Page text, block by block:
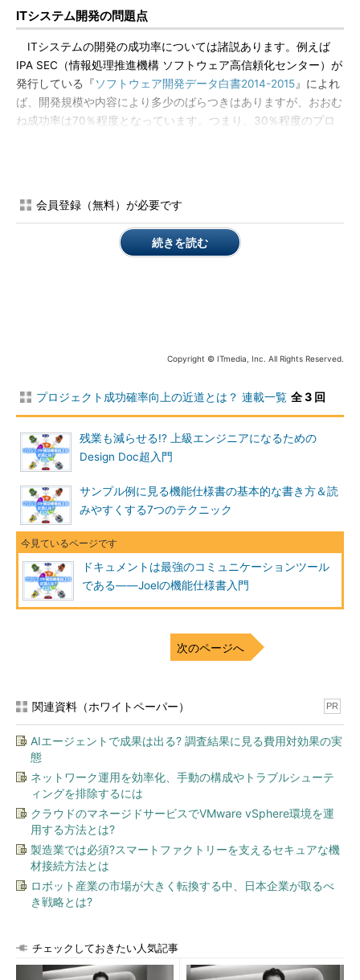
ITシステム開発の問題点
ITシステムの開発の成功率については諸説あります。例えば
IPA SEC（情報処理推進機構 ソフトウェア高信頼化センター）が
発行している『ソフトウェア開発データ白書2014-2015』によれ
ば、開発規模や内容により多少のばらつきはありますが、おおむ
ね成功率は70％程度となっています。つまり、30％程度のプロ
この白書では、失敗の原因については語られていませんが、筆
者は「その原因の多くは、ソフトウェア技術以外の所にある」と
実感しています。インフラ・DB設計やプログラミングなどの、
ションの問題です。技術やその他の要因と複合している場合もあ
の失敗が起こっています。特に深刻な問題に陥っているプロジェ
クトでは、プロジェクトの関係者の（利用側メンバー、開発側メ
ンバーなど）が行っているコミュニケーションにもほぼ間違いな
く深刻な問題が起きていると言っていいでしょう。
コミュニケーションの失敗とは
ここで、念のため明確にしておきましょう。本稿におけるコミ
ュニケーションの失敗とは、「システムの利用側が欲しいと思っ
ていたシステム仕様（要求仕様）が、開発側が実現したシステム
仕様（実現仕様）と合致しないこと」を意味します。システム開
書、仕様書……など、さまざまなスタイルでコミュニケーション
が行われますが、もしそれらがうまくいかなければ最終結果とし
このことを非常に分かりやすく示した風刺漫画（？）が数年前
に流行したことがあります（図1）。なかなかうまく核心を突い
ていて、思わず笑って（苦笑して）しまうのですが、現実のプロ
ジェクトでこんなことが起こったら、確実に大問題になってしま
うでしょう。
会員登録（無料）が必要です
続きを読む
Copyright © ITmedia, Inc. All Rights Reserved.
プロジェクト成功確率向上の近道とは？ 連載一覧 全 3 回
残業も減らせる!? 上級エンジニアになるための
Design Doc超入門
サンプル例に見る機能仕様書の基本的な書き方＆読
みやすくする7つのテクニック
ドキュメントは最強のコミュニケーションツール
である――Joelの機能仕様書入門
次のページへ
関連資料（ホワイトペーパー） PR
AIエージェントで成果は出る? 調査結果に見る費用対効果の実
態
ネットワーク運用を効率化、手動の構成やトラブルシューテ
ィングを排除するには
クラウドのマネージドサービスでVMware vSphere環境を運
用する方法とは?
製造業では必須?スマートファクトリーを支えるセキュアな機
材接続方法とは
ロボット産業の市場が大きく転換する中、日本企業が取るべ
き戦略とは?
チェックしておきたい人気記事